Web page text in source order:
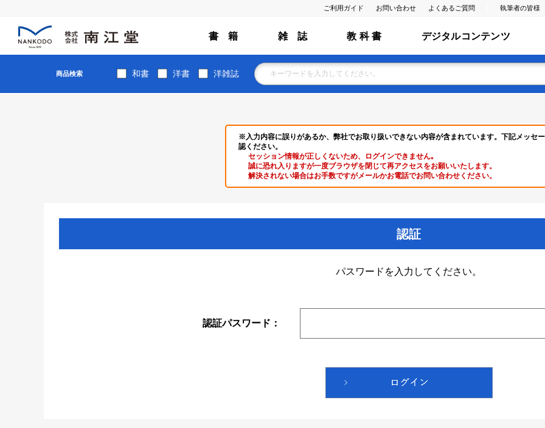
ご利用ガイド お問い合わせ よくあるご質問 執筆者の皆様
書 籍 雑 誌 教 科 書 デジタルコンテンツ
商品検索 和書 洋書 洋雑誌
※入力内容に誤りがあるか、弊社でお取り扱いできない内容が含まれています。下記メッセ
認ください。
セッション情報が正しくないため、ログインできません｡
誠に恐れ入りますが一度ブラウザを閉じて再アクセスをお願いいたします。
解決されない場合はお手数ですがメールかお電話でお問い合わせください。
認証
パスワードを入力してください。
認証パスワード：